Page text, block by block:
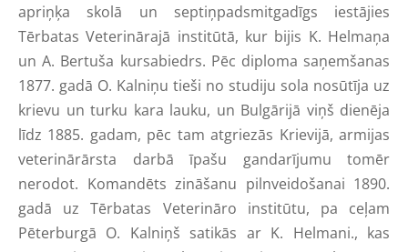
apriņķa skolā un septiņpadsmitgadīgs iestājies
Tērbatas Veterinārajā institūtā, kur bijis K. Helmaņa
un A. Bertuša kursabiedrs. Pēc diploma saņemšanas
1877. gadā O. Kalniņu tieši no studiju sola nosūtīja uz
krievu un turku kara lauku, un Bulgārijā viņš dienēja
līdz 1885. gadam, pēc tam atgriezās Krievijā, armijas
veterinārārsta darbā īpašu gandarījumu tomēr
nerodot. Komandēts zināšanu pilnveidošanai 1890.
gadā uz Tērbatas Veterināro institūtu, pa ceļam
Pēterburgā O. Kalniņš satikās ar K. Helmani., kas